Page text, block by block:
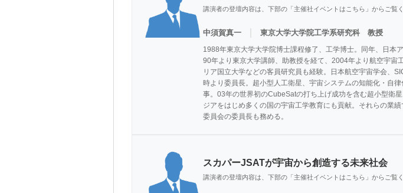
講演者の登壇内容は、下部の「主催社イベントはこちら」からご覧く
中須賀真一 東京大学大学院工学系研究科 教授
1988年東京大学大学院博士課程修了、工学博士。同年、日本
90年より東京大学講師、助教授を経て、2004年より航空宇宙
リア国立大学などの客員研究員も経験。日本航空宇宙学会、
時より委員長。超小型人工衛星、宇宙システムの知能化・自
事。03年の世界初のCubeSatの打ち上げ成功を含む超小型衛
ジアをはじめ多くの国の宇宙工学教育にも貢献。それらの業
委員会の委員長も務める。
スカパーJSATが宇宙から創造する未来社会
講演者の登壇内容は、下部の「主催社イベントはこちら」からご覧く